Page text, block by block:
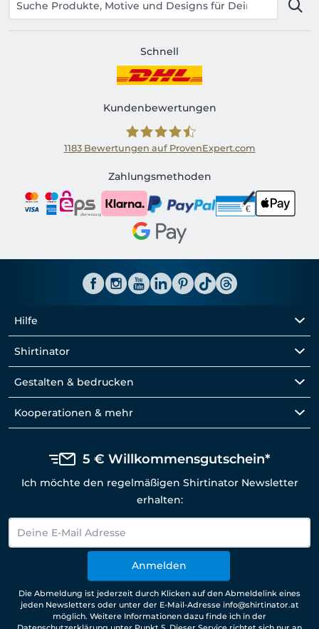
Schnell
Kundenbewertungen
Shirtinator AT
1183Bewertungen auf ProvenExpert.com
Zahlungsmethoden
Hilfe
Shirtinator
Gestalten & bedrucken
Kooperationen & mehr
5 € Willkommensgutschein*
Ich möchte den regelmäßigen Shirtinator Newsletter
erhalten:
Anmelden
Die Abmeldung ist jederzeit durch Klicken auf den Abmeldelink eines
jeden Newsletters oder unter der E-Mail-Adresse info@shirtinator.at
möglich. Weitere Informationen dazu finde ich in der